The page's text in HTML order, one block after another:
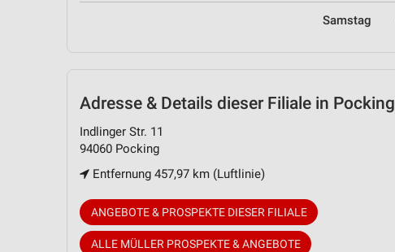
Samstag
Adresse & Details dieser Filiale in Pocking
Indlinger Str. 11
94060 Pocking
Entfernung 457,97 km (Luftlinie)
ANGEBOTE & PROSPEKTE DIESER FILIALE
ALLE MÜLLER PROSPEKTE & ANGEBOTE